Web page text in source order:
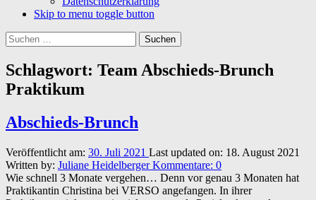
Skip to menu toggle button
Suchen
nach:
Schlagwort: Team Abschieds-Brunch
Praktikum
Abschieds-Brunch
Veröffentlicht am: 30. Juli 2021 Last updated on: 18. August 2021
Written by: Juliane HeidelbergerKommentare: 0
Wie schnell 3 Monate vergehen… Denn vor genau 3 Monaten hat
Praktikantin Christina bei VERSO angefangen. In ihrer